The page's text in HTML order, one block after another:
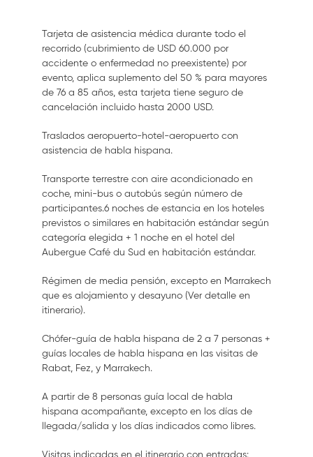
Tarjeta de asistencia médica durante todo el
recorrido (cubrimiento de USD 60.000 por
accidente o enfermedad no preexistente) por
evento, aplica suplemento del 50 % para mayores
de 76 a 85 años, esta tarjeta tiene seguro de
cancelación incluido hasta 2000 USD.
Traslados aeropuerto-hotel-aeropuerto con
asistencia de habla hispana.
Transporte terrestre con aire acondicionado en
coche, mini-bus o autobús según número de
participantes.6 noches de estancia en los hoteles
previstos o similares en habitación estándar según
categoría elegida + 1 noche en el hotel del
Aubergue Café du Sud en habitación estándar.
Régimen de media pensión, excepto en Marrakech
que es alojamiento y desayuno (Ver detalle en
itinerario).
Chófer-guía de habla hispana de 2 a 7 personas +
guías locales de habla hispana en las visitas de
Rabat, Fez, y Marrakech.
A partir de 8 personas guía local de habla
hispana acompañante, excepto en los días de
llegada/salida y los días indicados como libres.